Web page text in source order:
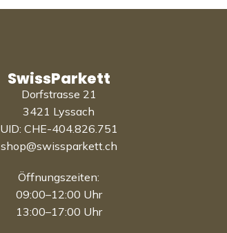
SwissParkett
Dorfstrasse 21
3421 Lyssach
UID: CHE-404.826.751
shop@swissparkett.ch
Öffnungszeiten:
09:00–12:00 Uhr
13:00–17:00 Uhr